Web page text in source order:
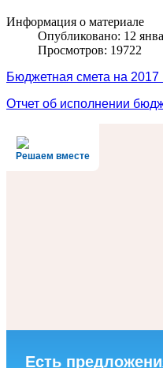
Информация о материале
Опубликовано: 12
Просмотров: 19722
Бюджетная смета на 2017
Отчет об исполнении
Решаем вместе
Есть